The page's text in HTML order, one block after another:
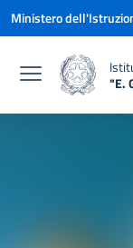
Vai ai contenuti
Vai al menu di
Vai al footer
Ministero
"E.
—